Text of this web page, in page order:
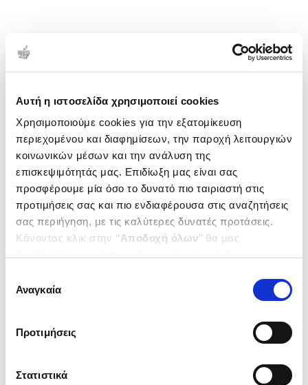
Αυτή η ιστοσελίδα χρησιμοποιεί cookies
Χρησιμοποιούμε cookies για την εξατομίκευση
περιεχομένου και διαφημίσεων, την παροχή λειτουργιών
κοινωνικών μέσων και την ανάλυση της
επισκεψιμότητάς μας. Επιδίωξη μας είναι σας
προσφέρουμε μία όσο το δυνατό πιο ταιριαστή στις
προτιμήσεις σας και πιο ενδιαφέρουσα στις αναζητήσεις
σας περιήγηση, με τις καλύτερες δυνατές προτάσεις.
Κάνοντας κλικ στην ‘’Αποδοχή όλων’’ θα μας
ενδιαφέρουν και να επιλέξετε από τα παρακάτω με την
΄΄και να ενημερωθείτε σχετικά με
συγκατάθεσης
Αναγκαία
Προτιμήσεις
Στατιστικά